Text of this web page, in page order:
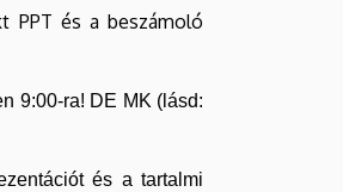
PPT és a beszámoló
9:00-ra! DE MK (lásd:
és a tartalmi